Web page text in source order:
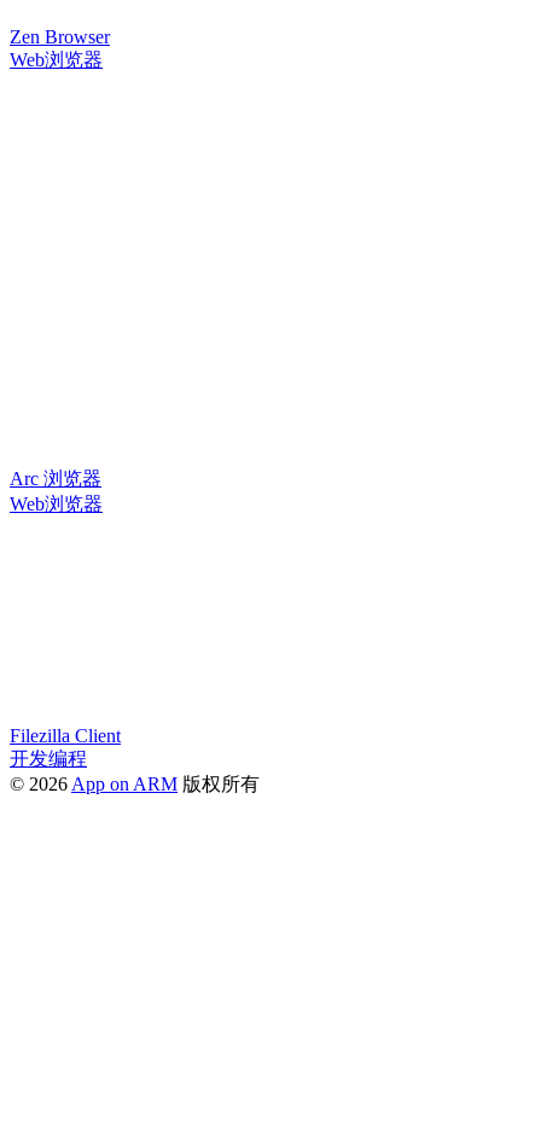
Zen Browser
Web浏览器
Arc 浏览器
Web浏览器
Filezilla Client
开发编程
© 2026 App on ARM 版权所有